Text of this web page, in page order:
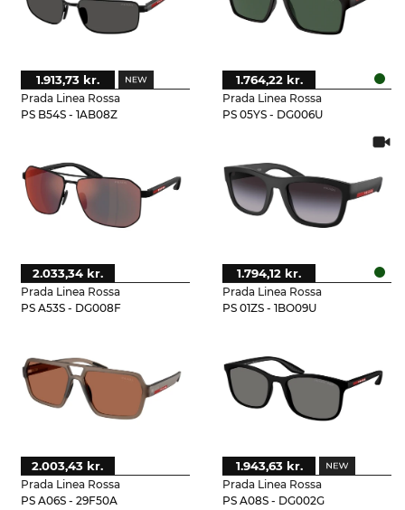
Prada Linea Rossa
PS B54S - 1AB08Z
1.913,73 kr.
Prada Linea Rossa
PS 05YS - DG006U
1.764,22 kr.
Prada Linea Rossa
PS A53S - DG008F
2.033,34 kr.
Prada Linea Rossa
PS 01ZS - 1BO09U
1.794,12 kr.
Prada Linea Rossa
PS A06S - 29F50A
2.003,43 kr.
Prada Linea Rossa
PS A08S - DG002G
1.943,63 kr.